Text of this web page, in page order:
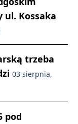
ul. Kossaka
trzeba
03 sierpnia,
pod